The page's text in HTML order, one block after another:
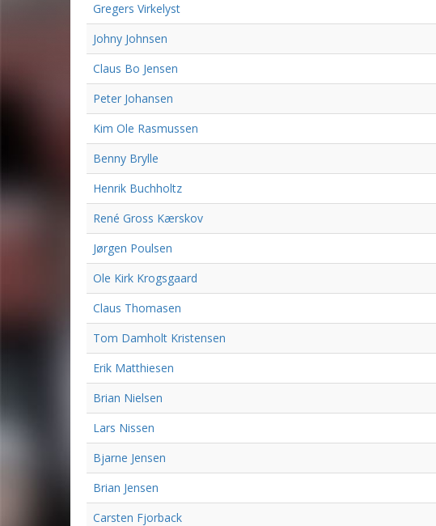
Gregers Virkelyst
Johny Johnsen
Claus Bo Jensen
Peter Johansen
Kim Ole Rasmussen
Benny Brylle
Henrik Buchholtz
René Gross Kærskov
Jørgen Poulsen
Ole Kirk Krogsgaard
Claus Thomasen
Tom Damholt Kristensen
Erik Matthiesen
Brian Nielsen
Lars Nissen
Bjarne Jensen
Brian Jensen
Carsten Fjorback